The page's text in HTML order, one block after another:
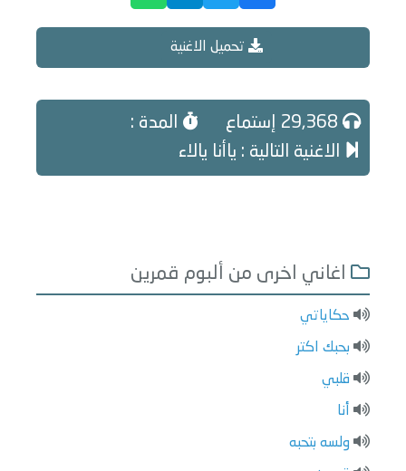
تحميل الاغنية
المدة :
الاغنية التالية : ياأنا يالاء
اغاني اخرى من ألبوم قمرين
حكاياتي
بحبك اكتر
قلبي
أنا
ولسه بتحبه